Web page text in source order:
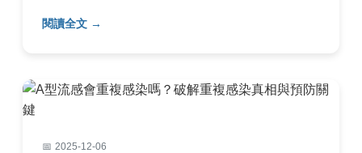
章還包含常見問答，解決您對感染症狀的所有疑
閱讀全文
2025-12-06